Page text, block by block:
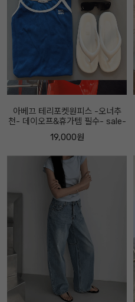
아베끄 테리포켓원피스 -오너추
천- 데이오프&휴가템 필수- sale-
19,000원